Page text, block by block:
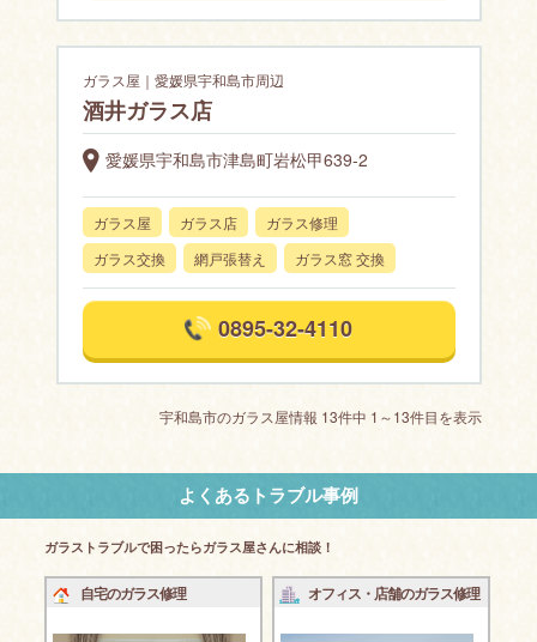
ガラス屋｜愛媛県宇和島市周辺
酒井ガラス店
愛媛県宇和島市津島町岩松甲639-2
ガラス屋 ガラス店
ガラス修理
ガラス交換
網戸張替え ガラス窓 交換
0895-32-4110
宇和島市のガラス屋情報 13件中 1～13件目を表示
よくあるトラブル事例
ガラストラブルで困ったらガラス屋さんに相談！
自宅のガラス修理 オフィス・店舗のガラス修理